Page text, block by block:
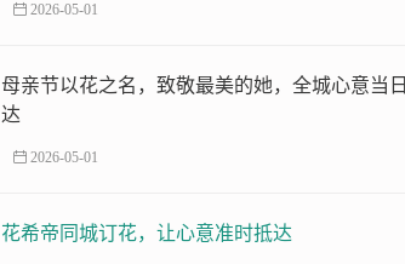
2026-05-01
母亲节以花之名，致敬最美的她，全城心意当日
达
2026-05-01
花希帝同城订花，让心意准时抵达